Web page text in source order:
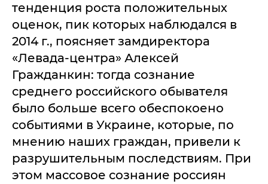
тенденция роста положительных
оценок, пик которых наблюдался в
2014 г., поясняет замдиректора
«Левада-центра» Алексей
Гражданкин: тогда сознание
среднего российского обывателя
было больше всего обеспокоено
событиями в Украине, которые, по
мнению наших граждан, привели к
разрушительным последствиям. При
этом массовое сознание россиян